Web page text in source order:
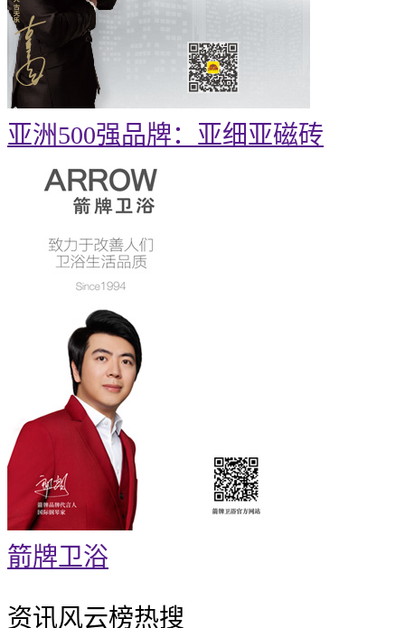
亚洲500强品牌：亚细亚磁砖
箭牌卫浴
资讯风云榜热搜